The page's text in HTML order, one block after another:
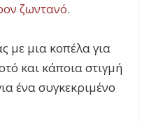
ζωντανό.
με μια κοπέλα για
και κάποια στιγμή
ένα συγκεκριμένο